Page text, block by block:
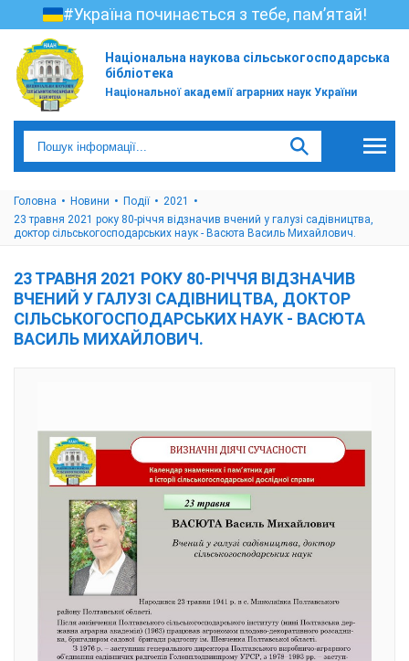
#Україна починається з тебе, пам’ятай!
Національна наукова сільськогосподарська
бібліотека
Національної академії аграрних наук України
Головна Новини Події
2021
23 травня 2021 року 80-річчя відзначив вчений у галузі садівництва,
доктор сільськогосподарських наук - Васюта Василь Михайлович.
23 ТРАВНЯ 2021 РОКУ 80-РІЧЧЯ ВІДЗНАЧИВ
ВЧЕНИЙ У ГАЛУЗІ САДІВНИЦТВА, ДОКТОР
СІЛЬСЬКОГОСПОДАРСЬКИХ НАУК - ВАСЮТА
ВАСИЛЬ МИХАЙЛОВИЧ.